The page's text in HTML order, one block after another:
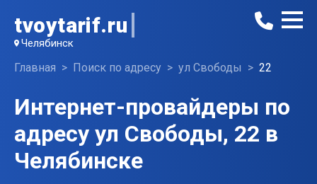
tvoytarif.ru
Челябинск
Главная Поиск по адресу ул Свободы 22
Интернет-провайдеры по
адресу ул Свободы, 22 в
Челябинске